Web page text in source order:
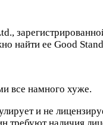
найти ее Good
все намного хуже.
и не
требуют наличия